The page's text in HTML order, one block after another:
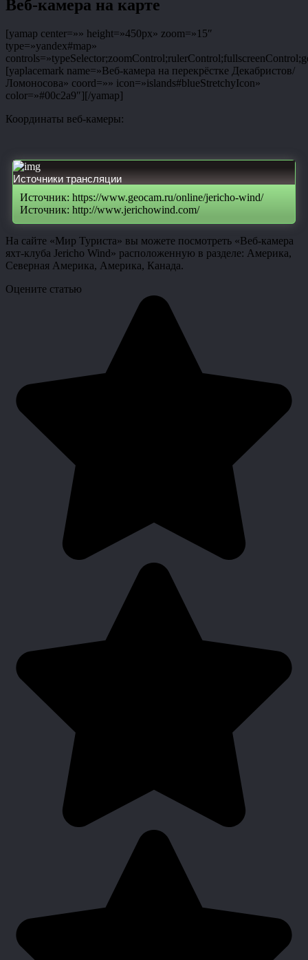
Веб-камера на карте
[yamap center=»» height=»450px» zoom=»15″
type=»yandex#map»
[yaplacemark name=»Веб-камера на перекрёстке Декабристов/
Ломоносова» coord=»» icon=»islands#blueStretchyIcon»
color=»#00c2a9″][/yamap]
Координаты веб-камеры:
Источники трансляции
Источник: https://www.geocam.ru/online/jericho-wind/
Источник: http://www.jerichowind.com/
На сайте «Мир Туриста» вы можете посмотреть «Веб-камера
яхт-клуба Jericho Wind» расположенную в разделе: Америка,
Северная Америка, Америка, Канада.
Оцените статью